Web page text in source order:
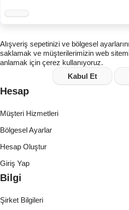
Alışveriş sepetinizi ve bölgesel
saklamak ve müşterilerimizin web
anlamak için çerez kullanıyoruz.
Kabul Et
Hesap
Müşteri Hizmetleri
Bölgesel Ayarlar
Hesap Oluştur
Giriş Yap
Bilgi
Şirket Bilgileri